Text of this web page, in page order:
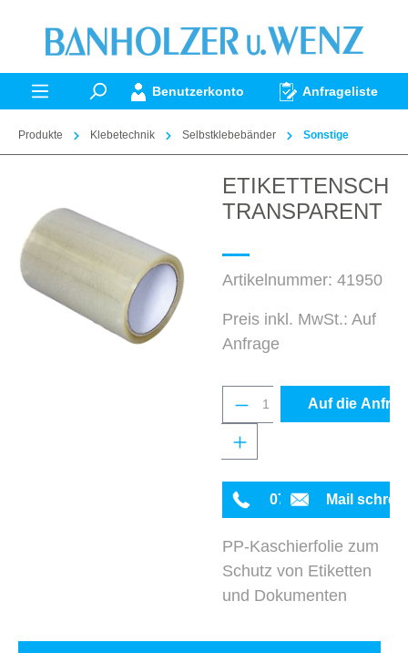
springen
Benutzerkonto Anfrageliste
Produkte Klebetechnik Selbstklebebänder Sonstige
TRANSPARENT
Artikelnummer: 41950
Preis inkl. MwSt.: Auf
Anfrage
Produkt Anzahl:
Auf die
0711 342934-0
Mail
PP-Kaschierfolie zum
Schutz von Etiketten
und Dokumenten